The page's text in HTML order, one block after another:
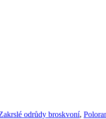
odrůdy broskvoní,